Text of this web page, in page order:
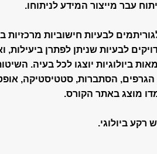
עבר מייצור המידע לניתוחו.
לבעיות חישוביות מרכזיות
לבעיות שניתן לפתרן ביעילות,
ביולוגיות יוצגו לכל בעיה.
הגרפים, הסתברות, סטטיסטיקה,
מוצג באתר הקורס.
רקע ביולוגי.